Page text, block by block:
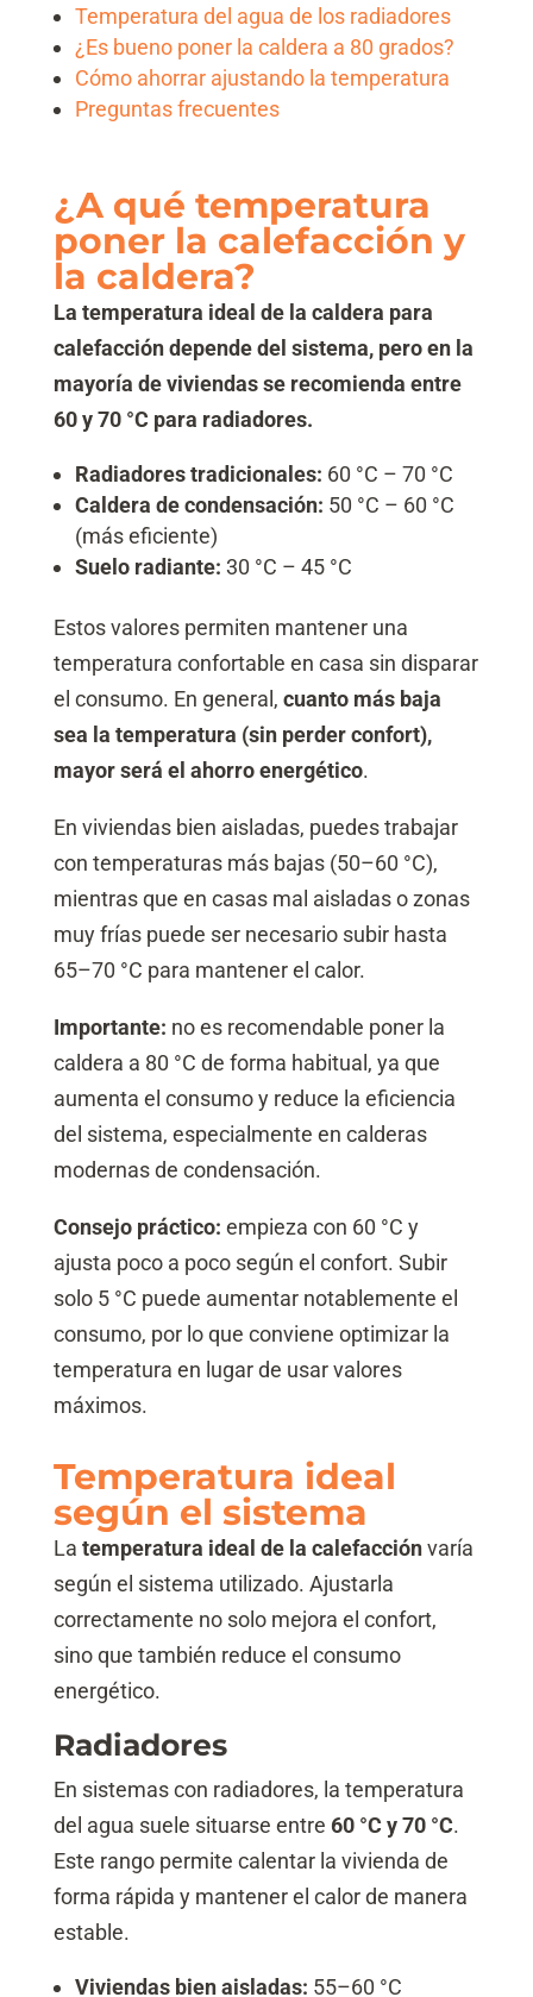
Temperatura del agua de los radiadores
¿Es bueno poner la caldera a 80 grados?
Cómo ahorrar ajustando la temperatura
Preguntas frecuentes
¿A qué temperatura
poner la calefacción y
la caldera?
La temperatura ideal de la caldera para
calefacción depende del sistema, pero en la
mayoría de viviendas se recomienda entre
60 y 70 °C para radiadores.
Radiadores tradicionales: 60 °C – 70 °C
Caldera de condensación: 50 °C – 60 °C
(más eficiente)
Suelo radiante: 30 °C – 45 °C
Estos valores permiten mantener una
temperatura confortable en casa sin disparar
el consumo. En general, cuanto más baja
sea la temperatura (sin perder confort),
mayor será el ahorro energético.
En viviendas bien aisladas, puedes trabajar
con temperaturas más bajas (50–60 °C),
mientras que en casas mal aisladas o zonas
muy frías puede ser necesario subir hasta
65–70 °C para mantener el calor.
Importante: no es recomendable poner la
caldera a 80 °C de forma habitual, ya que
aumenta el consumo y reduce la eficiencia
del sistema, especialmente en calderas
modernas de condensación.
Consejo práctico: empieza con 60 °C y
ajusta poco a poco según el confort. Subir
solo 5 °C puede aumentar notablemente el
consumo, por lo que conviene optimizar la
temperatura en lugar de usar valores
máximos.
Temperatura ideal
según el sistema
La temperatura ideal de la calefacciónvaría
según el sistema utilizado. Ajustarla
correctamente no solo mejora el confort,
sino que también reduce el consumo
energético.
Radiadores
En sistemas con radiadores, la temperatura
del agua suele situarse entre 60 °C y 70 °C.
Este rango permite calentar la vivienda de
forma rápida y mantener el calor de manera
estable.
Viviendas bien aisladas: 55–60 °C